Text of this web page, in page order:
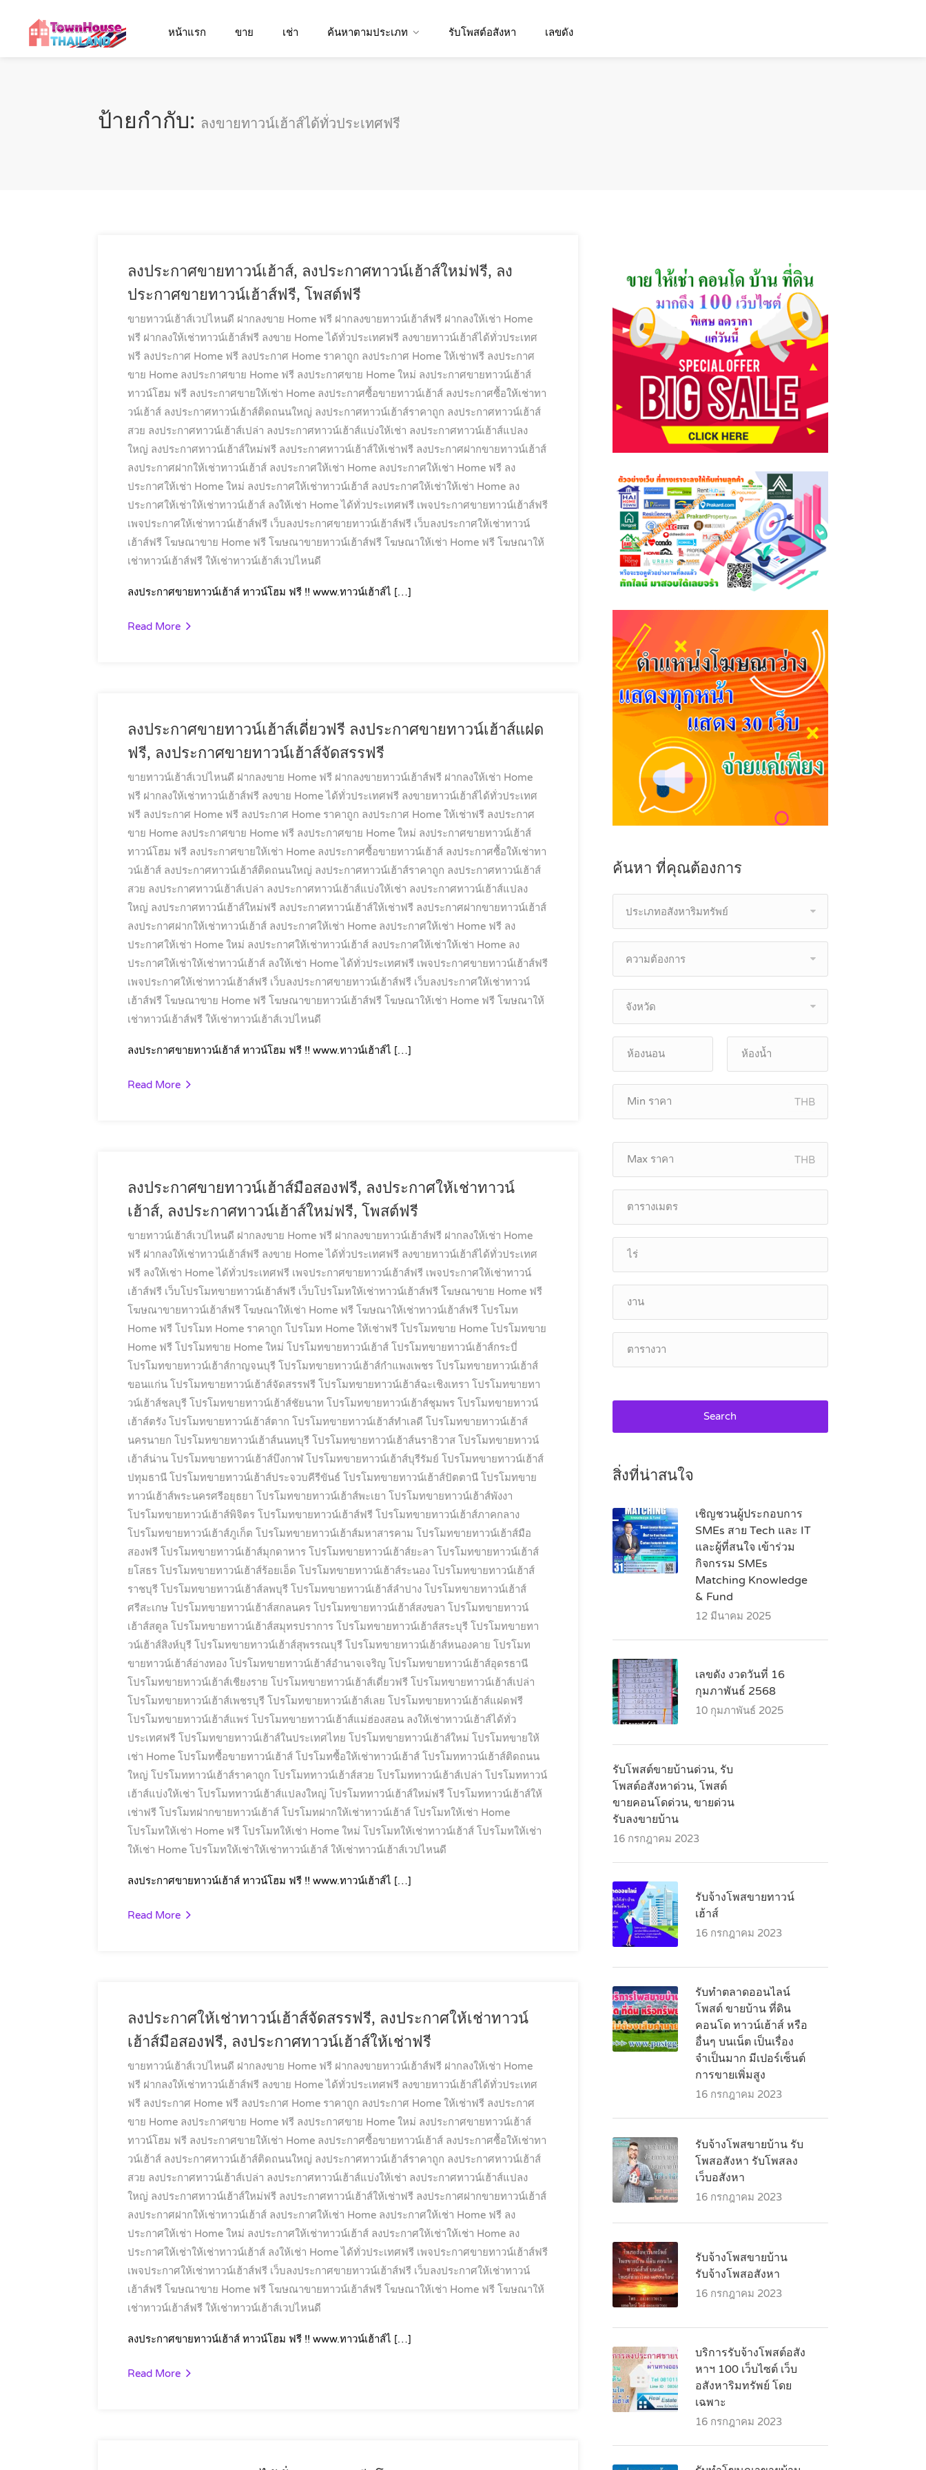
หน้าแรก ขาย เช่า ค้นหาตามประเภท รับโพสต์อสังหา เลขดัง
ป้ายกำกับ: ลงขายทาวน์เฮ้าส์ได้ทั่วประเทศฟรี
ลงประกาศขายทาวน์เฮ้าส์, ลงประกาศทาวน์เฮ้าส์ใหม่ฟรี, ลง
ประกาศขายทาวน์เฮ้าส์ฟรี, โพสต์ฟรี
ขายทาวน์เฮ้าส์เวปไหนดี ฝากลงขาย Home ฟรี ฝากลงขายทาวน์เฮ้าส์ฟรี ฝากลงให้เช่า Home
ฟรี ฝากลงให้เช่าทาวน์เฮ้าส์ฟรี ลงขาย Home ได้ทั่วประเทศฟรี ลงขายทาวน์เฮ้าส์ได้ทั่วประเทศ
ฟรี ลงประกาศ Home ฟรี ลงประกาศ Home ราคาถูก ลงประกาศ Home ให้เช่าฟรี ลงประกาศ
ขาย Home ลงประกาศขาย Home ฟรี ลงประกาศขาย Home ใหม่ ลงประกาศขายทาวน์เฮ้าส์
ทาวน์โฮม ฟรี ลงประกาศขายให้เช่า Home ลงประกาศซื้อขายทาวน์เฮ้าส์ ลงประกาศซื้อให้เช่าทา
วน์เฮ้าส์ ลงประกาศทาวน์เฮ้าส์ติดถนนใหญ่ ลงประกาศทาวน์เฮ้าส์ราคาถูก ลงประกาศทาวน์เฮ้าส์
สวย ลงประกาศทาวน์เฮ้าส์เปล่า ลงประกาศทาวน์เฮ้าส์แบ่งให้เช่า ลงประกาศทาวน์เฮ้าส์แปลง
ใหญ่ ลงประกาศทาวน์เฮ้าส์ใหม่ฟรี ลงประกาศทาวน์เฮ้าส์ให้เช่าฟรี ลงประกาศฝากขายทาวน์เฮ้าส์
ลงประกาศฝากให้เช่าทาวน์เฮ้าส์ ลงประกาศให้เช่า Home ลงประกาศให้เช่า Home ฟรี ลง
ประกาศให้เช่า Home ใหม่ ลงประกาศให้เช่าทาวน์เฮ้าส์ ลงประกาศให้เช่าให้เช่า Home ลง
ประกาศให้เช่าให้เช่าทาวน์เฮ้าส์ ลงให้เช่า Home ได้ทั่วประเทศฟรี เพจประกาศขายทาวน์เฮ้าส์ฟรี
เพจประกาศให้เช่าทาวน์เฮ้าส์ฟรี เว็บลงประกาศขายทาวน์เฮ้าส์ฟรี เว็บลงประกาศให้เช่าทาวน์
เฮ้าส์ฟรี โฆษณาขาย Home ฟรี โฆษณาขายทาวน์เฮ้าส์ฟรี โฆษณาให้เช่า Home ฟรี โฆษณาให้
เช่าทาวน์เฮ้าส์ฟรี ให้เช่าทาวน์เฮ้าส์เวปไหนดี
ลงประกาศขายทาวน์เฮ้าส์ ทาวน์โฮม ฟรี !! www.ทาวน์เฮ้าส์ไ […]
Read More
ลงประกาศขายทาวน์เฮ้าส์เดี่ยวฟรี ลงประกาศขายทาวน์เฮ้าส์แฝด
ฟรี, ลงประกาศขายทาวน์เฮ้าส์จัดสรรฟรี
ขายทาวน์เฮ้าส์เวปไหนดี ฝากลงขาย Home ฟรี ฝากลงขายทาวน์เฮ้าส์ฟรี ฝากลงให้เช่า Home
ฟรี ฝากลงให้เช่าทาวน์เฮ้าส์ฟรี ลงขาย Home ได้ทั่วประเทศฟรี ลงขายทาวน์เฮ้าส์ได้ทั่วประเทศ
ฟรี ลงประกาศ Home ฟรี ลงประกาศ Home ราคาถูก ลงประกาศ Home ให้เช่าฟรี ลงประกาศ
ขาย Home ลงประกาศขาย Home ฟรี ลงประกาศขาย Home ใหม่ ลงประกาศขายทาวน์เฮ้าส์
ทาวน์โฮม ฟรี ลงประกาศขายให้เช่า Home ลงประกาศซื้อขายทาวน์เฮ้าส์ ลงประกาศซื้อให้เช่าทา
วน์เฮ้าส์ ลงประกาศทาวน์เฮ้าส์ติดถนนใหญ่ ลงประกาศทาวน์เฮ้าส์ราคาถูก ลงประกาศทาวน์เฮ้าส์
สวย ลงประกาศทาวน์เฮ้าส์เปล่า ลงประกาศทาวน์เฮ้าส์แบ่งให้เช่า ลงประกาศทาวน์เฮ้าส์แปลง
ใหญ่ ลงประกาศทาวน์เฮ้าส์ใหม่ฟรี ลงประกาศทาวน์เฮ้าส์ให้เช่าฟรี ลงประกาศฝากขายทาวน์เฮ้าส์
ลงประกาศฝากให้เช่าทาวน์เฮ้าส์ ลงประกาศให้เช่า Home ลงประกาศให้เช่า Home ฟรี ลง
ประกาศให้เช่า Home ใหม่ ลงประกาศให้เช่าทาวน์เฮ้าส์ ลงประกาศให้เช่าให้เช่า Home ลง
ประกาศให้เช่าให้เช่าทาวน์เฮ้าส์ ลงให้เช่า Home ได้ทั่วประเทศฟรี เพจประกาศขายทาวน์เฮ้าส์ฟรี
เพจประกาศให้เช่าทาวน์เฮ้าส์ฟรี เว็บลงประกาศขายทาวน์เฮ้าส์ฟรี เว็บลงประกาศให้เช่าทาวน์
เฮ้าส์ฟรี โฆษณาขาย Home ฟรี โฆษณาขายทาวน์เฮ้าส์ฟรี โฆษณาให้เช่า Home ฟรี โฆษณาให้
เช่าทาวน์เฮ้าส์ฟรี ให้เช่าทาวน์เฮ้าส์เวปไหนดี
ลงประกาศขายทาวน์เฮ้าส์ ทาวน์โฮม ฟรี !! www.ทาวน์เฮ้าส์ไ […]
Read More
ลงประกาศขายทาวน์เฮ้าส์มือสองฟรี, ลงประกาศให้เช่าทาวน์
เฮ้าส์, ลงประกาศทาวน์เฮ้าส์ใหม่ฟรี, โพสต์ฟรี
ขายทาวน์เฮ้าส์เวปไหนดี ฝากลงขาย Home ฟรี ฝากลงขายทาวน์เฮ้าส์ฟรี ฝากลงให้เช่า Home
ฟรี ฝากลงให้เช่าทาวน์เฮ้าส์ฟรี ลงขาย Home ได้ทั่วประเทศฟรี ลงขายทาวน์เฮ้าส์ได้ทั่วประเทศ
ฟรี ลงให้เช่า Home ได้ทั่วประเทศฟรี เพจประกาศขายทาวน์เฮ้าส์ฟรี เพจประกาศให้เช่าทาวน์
เฮ้าส์ฟรี เว็บโปรโมทขายทาวน์เฮ้าส์ฟรี เว็บโปรโมทให้เช่าทาวน์เฮ้าส์ฟรี โฆษณาขาย Home ฟรี
โฆษณาขายทาวน์เฮ้าส์ฟรี โฆษณาให้เช่า Home ฟรี โฆษณาให้เช่าทาวน์เฮ้าส์ฟรี โปรโมท
Home ฟรี โปรโมท Home ราคาถูก โปรโมท Home ให้เช่าฟรี โปรโมทขาย Home โปรโมทขาย
Home ฟรี โปรโมทขาย Home ใหม่ โปรโมทขายทาวน์เฮ้าส์ โปรโมทขายทาวน์เฮ้าส์กระบี่
โปรโมทขายทาวน์เฮ้าส์กาญจนบุรี โปรโมทขายทาวน์เฮ้าส์กำแพงเพชร โปรโมทขายทาวน์เฮ้าส์
ขอนแก่น โปรโมทขายทาวน์เฮ้าส์จัดสรรฟรี โปรโมทขายทาวน์เฮ้าส์ฉะเชิงเทรา โปรโมทขายทา
วน์เฮ้าส์ชลบุรี โปรโมทขายทาวน์เฮ้าส์ชัยนาท โปรโมทขายทาวน์เฮ้าส์ชุมพร โปรโมทขายทาวน์
เฮ้าส์ตรัง โปรโมทขายทาวน์เฮ้าส์ตาก โปรโมทขายทาวน์เฮ้าส์ทำเลดี โปรโมทขายทาวน์เฮ้าส์
นครนายก โปรโมทขายทาวน์เฮ้าส์นนทบุรี โปรโมทขายทาวน์เฮ้าส์นราธิวาส โปรโมทขายทาวน์
เฮ้าส์น่าน โปรโมทขายทาวน์เฮ้าส์บึงกาฬ โปรโมทขายทาวน์เฮ้าส์บุรีรัมย์ โปรโมทขายทาวน์เฮ้าส์
ปทุมธานี โปรโมทขายทาวน์เฮ้าส์ประจวบคีรีขันธ์ โปรโมทขายทาวน์เฮ้าส์ปัตตานี โปรโมทขาย
ทาวน์เฮ้าส์พระนครศรีอยุธยา โปรโมทขายทาวน์เฮ้าส์พะเยา โปรโมทขายทาวน์เฮ้าส์พังงา
โปรโมทขายทาวน์เฮ้าส์พิจิตร โปรโมทขายทาวน์เฮ้าส์ฟรี โปรโมทขายทาวน์เฮ้าส์ภาคกลาง
โปรโมทขายทาวน์เฮ้าส์ภูเก็ต โปรโมทขายทาวน์เฮ้าส์มหาสารคาม โปรโมทขายทาวน์เฮ้าส์มือ
สองฟรี โปรโมทขายทาวน์เฮ้าส์มุกดาหาร โปรโมทขายทาวน์เฮ้าส์ยะลา โปรโมทขายทาวน์เฮ้าส์
ยโสธร โปรโมทขายทาวน์เฮ้าส์ร้อยเอ็ด โปรโมทขายทาวน์เฮ้าส์ระนอง โปรโมทขายทาวน์เฮ้าส์
ราชบุรี โปรโมทขายทาวน์เฮ้าส์ลพบุรี โปรโมทขายทาวน์เฮ้าส์ลำปาง โปรโมทขายทาวน์เฮ้าส์
ศรีสะเกษ โปรโมทขายทาวน์เฮ้าส์สกลนคร โปรโมทขายทาวน์เฮ้าส์สงขลา โปรโมทขายทาวน์
เฮ้าส์สตูล โปรโมทขายทาวน์เฮ้าส์สมุทรปราการ โปรโมทขายทาวน์เฮ้าส์สระบุรี โปรโมทขายทา
วน์เฮ้าส์สิงห์บุรี โปรโมทขายทาวน์เฮ้าส์สุพรรณบุรี โปรโมทขายทาวน์เฮ้าส์หนองคาย โปรโมท
ขายทาวน์เฮ้าส์อ่างทอง โปรโมทขายทาวน์เฮ้าส์อำนาจเจริญ โปรโมทขายทาวน์เฮ้าส์อุดรธานี
โปรโมทขายทาวน์เฮ้าส์เชียงราย โปรโมทขายทาวน์เฮ้าส์เดี่ยวฟรี โปรโมทขายทาวน์เฮ้าส์เปล่า
โปรโมทขายทาวน์เฮ้าส์เพชรบุรี โปรโมทขายทาวน์เฮ้าส์เลย โปรโมทขายทาวน์เฮ้าส์แฝดฟรี
โปรโมทขายทาวน์เฮ้าส์แพร่ โปรโมทขายทาวน์เฮ้าส์แม่ฮ่องสอน ลงให้เช่าทาวน์เฮ้าส์ได้ทั่ว
ประเทศฟรี โปรโมทขายทาวน์เฮ้าส์ในประเทศไทย โปรโมทขายทาวน์เฮ้าส์ใหม่ โปรโมทขายให้
เช่า Home โปรโมทซื้อขายทาวน์เฮ้าส์ โปรโมทซื้อให้เช่าทาวน์เฮ้าส์ โปรโมททาวน์เฮ้าส์ติดถนน
ใหญ่ โปรโมททาวน์เฮ้าส์ราคาถูก โปรโมททาวน์เฮ้าส์สวย โปรโมททาวน์เฮ้าส์เปล่า โปรโมททาวน์
เฮ้าส์แบ่งให้เช่า โปรโมททาวน์เฮ้าส์แปลงใหญ่ โปรโมททาวน์เฮ้าส์ใหม่ฟรี โปรโมททาวน์เฮ้าส์ให้
เช่าฟรี โปรโมทฝากขายทาวน์เฮ้าส์ โปรโมทฝากให้เช่าทาวน์เฮ้าส์ โปรโมทให้เช่า Home
โปรโมทให้เช่า Home ฟรี โปรโมทให้เช่า Home ใหม่ โปรโมทให้เช่าทาวน์เฮ้าส์ โปรโมทให้เช่า
ให้เช่า Home โปรโมทให้เช่าให้เช่าทาวน์เฮ้าส์ ให้เช่าทาวน์เฮ้าส์เวปไหนดี
ลงประกาศขายทาวน์เฮ้าส์ ทาวน์โฮม ฟรี !! www.ทาวน์เฮ้าส์ไ […]
Read More
ลงประกาศให้เช่าทาวน์เฮ้าส์จัดสรรฟรี, ลงประกาศให้เช่าทาวน์
เฮ้าส์มือสองฟรี, ลงประกาศทาวน์เฮ้าส์ให้เช่าฟรี
ขายทาวน์เฮ้าส์เวปไหนดี ฝากลงขาย Home ฟรี ฝากลงขายทาวน์เฮ้าส์ฟรี ฝากลงให้เช่า Home
ฟรี ฝากลงให้เช่าทาวน์เฮ้าส์ฟรี ลงขาย Home ได้ทั่วประเทศฟรี ลงขายทาวน์เฮ้าส์ได้ทั่วประเทศ
ฟรี ลงประกาศ Home ฟรี ลงประกาศ Home ราคาถูก ลงประกาศ Home ให้เช่าฟรี ลงประกาศ
ขาย Home ลงประกาศขาย Home ฟรี ลงประกาศขาย Home ใหม่ ลงประกาศขายทาวน์เฮ้าส์
ทาวน์โฮม ฟรี ลงประกาศขายให้เช่า Home ลงประกาศซื้อขายทาวน์เฮ้าส์ ลงประกาศซื้อให้เช่าทา
วน์เฮ้าส์ ลงประกาศทาวน์เฮ้าส์ติดถนนใหญ่ ลงประกาศทาวน์เฮ้าส์ราคาถูก ลงประกาศทาวน์เฮ้าส์
สวย ลงประกาศทาวน์เฮ้าส์เปล่า ลงประกาศทาวน์เฮ้าส์แบ่งให้เช่า ลงประกาศทาวน์เฮ้าส์แปลง
ใหญ่ ลงประกาศทาวน์เฮ้าส์ใหม่ฟรี ลงประกาศทาวน์เฮ้าส์ให้เช่าฟรี ลงประกาศฝากขายทาวน์เฮ้าส์
ลงประกาศฝากให้เช่าทาวน์เฮ้าส์ ลงประกาศให้เช่า Home ลงประกาศให้เช่า Home ฟรี ลง
ประกาศให้เช่า Home ใหม่ ลงประกาศให้เช่าทาวน์เฮ้าส์ ลงประกาศให้เช่าให้เช่า Home ลง
ประกาศให้เช่าให้เช่าทาวน์เฮ้าส์ ลงให้เช่า Home ได้ทั่วประเทศฟรี เพจประกาศขายทาวน์เฮ้าส์ฟรี
เพจประกาศให้เช่าทาวน์เฮ้าส์ฟรี เว็บลงประกาศขายทาวน์เฮ้าส์ฟรี เว็บลงประกาศให้เช่าทาวน์
เฮ้าส์ฟรี โฆษณาขาย Home ฟรี โฆษณาขายทาวน์เฮ้าส์ฟรี โฆษณาให้เช่า Home ฟรี โฆษณาให้
เช่าทาวน์เฮ้าส์ฟรี ให้เช่าทาวน์เฮ้าส์เวปไหนดี
ลงประกาศขายทาวน์เฮ้าส์ ทาวน์โฮม ฟรี !! www.ทาวน์เฮ้าส์ไ […]
Read More
ค้นหา ที่คุณต้องการ
ประเภทอสังหาริมทรัพย์
ความต้องการ
จังหวัด
THB
THB
Search
สิ่งที่น่าสนใจ
เชิญชวนผู้ประกอบการ
SMEs สาย Tech และ IT
และผู้ที่สนใจ เข้าร่วม
กิจกรรม SMEs
Matching Knowledge
& Fund
12 มีนาคม 2025
เลขดัง งวดวันที่ 16
กุมภาพันธ์ 2568
10 กุมภาพันธ์ 2025
รับโพสต์ขายบ้านด่วน, รับ
โพสต์อสังหาด่วน, โพสต์
ขายคอนโดด่วน, ขายด่วน
รับลงขายบ้าน
16 กรกฎาคม 2023
รับจ้างโพสขายทาวน์
เฮ้าส์
16 กรกฎาคม 2023
รับทำตลาดออนไลน์
โพสต์ ขายบ้าน ที่ดิน
คอนโด ทาวน์เฮ้าส์ หรือ
อื่นๆ บนเน็ต เป็นเรื่อง
จำเป็นมาก มีเปอร์เซ็นต์
การขายเพิ่มสูง
16 กรกฎาคม 2023
รับจ้างโพสขายบ้าน รับ
โพสอสังหา รับโพสลง
เว็บอสังหา
16 กรกฎาคม 2023
รับจ้างโพสขายบ้าน
รับจ้างโพสอสังหา
16 กรกฎาคม 2023
บริการรับจ้างโพสต์อสัง
หาฯ 100 เว็บไซต์ เว็บ
อสังหาริมทรัพย์ โดย
เฉพาะ
16 กรกฎาคม 2023